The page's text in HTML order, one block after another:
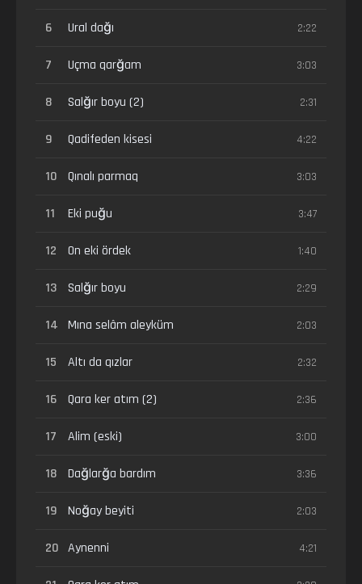
6 Ural dağı 2:22
7 Uçma qarğam 3:03
8 Salğır boyu (2) 2:31
9 Qadifeden kisesi 4:22
10 Qınalı parmaq 3:03
11 Eki puğu 3:47
12 On eki ördek 1:40
13 Salğır boyu 2:29
14 Mına selâm aleyküm 2:03
15 Altı da qızlar 2:32
16 Qara ker atım (2) 2:36
17 Alim (eski) 3:00
18 Dağlarğa bardım 3:36
19 Noğay beyiti 2:03
20 Aynenni 4:21